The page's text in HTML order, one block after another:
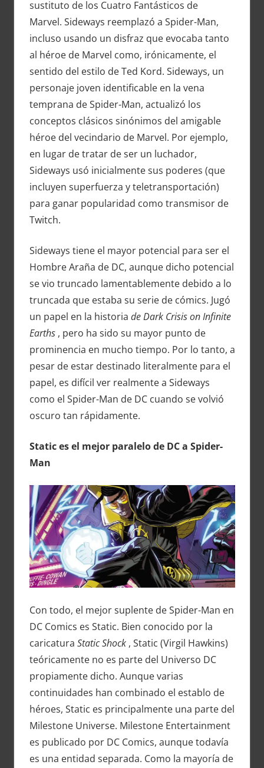
sustituto de los Cuatro Fantásticos de
Marvel. Sideways reemplazó a Spider-Man,
incluso usando un disfraz que evocaba tanto
al héroe de Marvel como, irónicamente, el
sentido del estilo de Ted Kord. Sideways, un
personaje joven identificable en la vena
temprana de Spider-Man, actualizó los
conceptos clásicos sinónimos del amigable
héroe del vecindario de Marvel. Por ejemplo,
en lugar de tratar de ser un luchador,
Sideways usó inicialmente sus poderes (que
incluyen superfuerza y ​​teletransportación)
para ganar popularidad como transmisor de
Twitch.
Sideways tiene el mayor potencial para ser el
Hombre Araña de DC, aunque dicho potencial
se vio truncado lamentablemente debido a lo
truncada que estaba su serie de cómics. Jugó
un papel en la historia de Dark Crisis on Infinite
Earths, pero ha sido su mayor punto de
prominencia en mucho tiempo. Por lo tanto, a
pesar de estar destinado literalmente para el
papel, es difícil ver realmente a Sideways
como el Spider-Man de DC cuando se volvió
oscuro tan rápidamente.
Static es el mejor paralelo de DC a Spider-
Man
Con todo, el mejor suplente de Spider-Man en
DC Comics es Static. Bien conocido por la
caricatura Static Shock, Static (Virgil Hawkins)
teóricamente no es parte del Universo DC
propiamente dicho. Aunque varias
continuidades han combinado el establo de
héroes, Static es principalmente una parte del
Milestone Universe. Milestone Entertainment
es publicado por DC Comics, aunque todavía
es una entidad separada. Como la mayoría de